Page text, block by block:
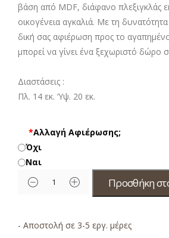
βάση από MDF, διάφανο πλεξιγκλάς
οικογένεια αγκαλιά. Με τη
δική σας αφιέρωση προς το
μπορεί να γίνει ένα ξεχωριστό δώρο
Διαστάσεις :
Πλ. 14 εκ. ‘Υψ. 20 εκ.
*Αλλαγή Αφιέρωσης;
Όχι
Ναι
Προσθήκη
- Αποστολή σε 3-5 εργ. μέρες